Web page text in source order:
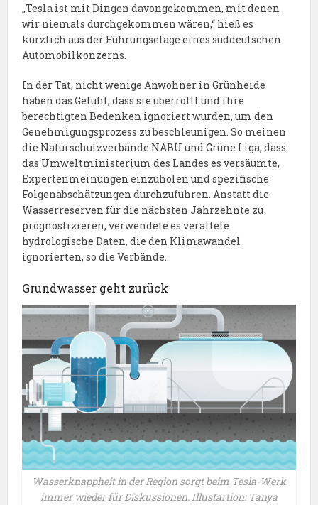
„Tesla ist mit Dingen davongekommen, mit denen
wir niemals durchgekommen wären,“ hieß es
kürzlich aus der Führungsetage eines süddeutschen
Automobilkonzerns.
In der Tat, nicht wenige Anwohner in Grünheide
haben das Gefühl, dass sie überrollt und ihre
berechtigten Bedenken ignoriert wurden, um den
Genehmigungsprozess zu beschleunigen. So meinen
die Naturschutzverbände NABU und Grüne Liga, dass
das Umweltministerium des Landes es versäumte,
Expertenmeinungen einzuholen und spezifische
Folgenabschätzungen durchzuführen. Anstatt die
Wasserreserven für die nächsten Jahrzehnte zu
prognostizieren, verwendete es veraltete
hydrologische Daten, die den Klimawandel
ignorierten, so die Verbände.
Grundwasser geht zurück
Wasserknappheit in der Region sorgt beim Tesla-Werk
immer wieder für Diskussionen. Illustartion: Tanya